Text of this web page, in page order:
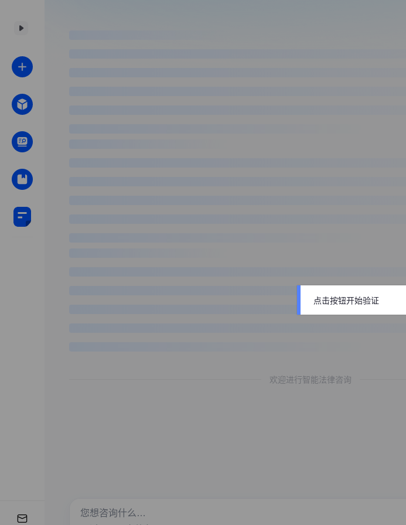
欢迎进行智能法律咨询
点击按钮开始验证